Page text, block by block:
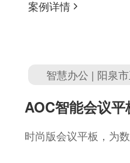
案例详情
智慧办公 | 阳泉
AOC智能会议
时尚版会议平板，为